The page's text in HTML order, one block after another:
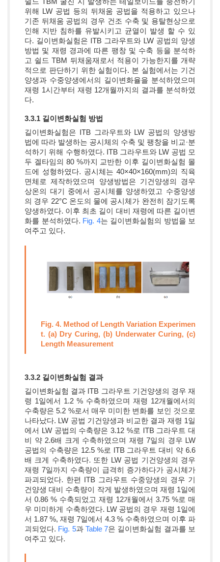
위해 LW 공법 등의 뒤채움 공법을 적용하고 있으나
기존 뒤채움 공법의 경우 건조 수축 및 용탈현상으로
인해 지반 침하를 유발시키고 균열이 발생 할 수 있
다. 길이변화실험은 ITB 그라우트와 LW 공법의 양생
방법 및 재령 경과에 따른 팽창 및 수축 등을 분석하
고 쉴드 TBM 뒤채움재로서 적용이 가능한지를 개략
적으로 판단하기 위한 실험이다. 본 실험에서는 기건
양생과 수중양생에서의 길이변화율을 분석하였으며
재령 1시간부터 재령 12개월까지의 결과를 분석하였
다.
3.3.1 길이변화실험 방법
길이변화실험은 ITB 그라우트와 LW 공법의 양생방
법에 따라 발생하는 공시체의 수축 및 팽창을 비교·분
석하기 위해 수행하였다. ITB 그라우트와 LW 공법 모
두 겔타임의 80 %까지 교반한 이후 길이변화실험 몰
드에 성형하였다. 공시체는 40×40×160(mm)의 직육
면체로 제작하였으며 양생방법은 기건양생의 경우
상온의 대기 중에서 공시체를 양생하였고 수중양생
의 경우 22°C 온도의 물에 공시체가 완전히 잠기도록
양생하였다. 이후 최초 길이 대비 재령에 따른 길이변
화를 분석하였다. Fig. 4는 길이변화실험의 방법을 보
여주고 있다.
Fig. 4. Method of Length Variation Experimen
t. (a) Dry Curing, (b) Underwater Curing, (c)
Length Measurement
3.3.2 길이변화실험 결과
길이변화실험 결과 ITB 그라우트 기건양생의 경우 재
령 1일에서 1.2 % 수축하였으며 재령 12개월에서의
수축량은 5.2 %로서 매우 미미한 변화를 보인 것으로
나타났다. LW 공법 기건양생과 비교한 결과 재령 1일
에서 LW 공법의 수축량은 3.12 %로 ITB 그라우트 대
비 약 2.6배 크게 수축하였으며 재령 7일의 경우 LW
공법의 수축량은 12.5 %로 ITB 그라우트 대비 약 6.6
배 크게 수축하였다. 또한 LW 공법 기건양생의 경우
재령 7일까지 수축량이 급격히 증가하다가 공시체가
파괴되었다. 한편 ITB 그라우트 수중양생의 경우 기
건양생 대비 수축량이 작게 발생하였으며 재령 1일에
서 0.86 % 수축되었고 재령 12개월에서 3.75 %로 매
우 미미하게 수축하였다. LW 공법의 경우 재령 1일에
서 1.87 %, 재령 7일에서 4.3 % 수축하였으며 이후 파
괴되었다. Fig. 5과 Table 7은 길이변화실험 결과를 보
여주고 있다.